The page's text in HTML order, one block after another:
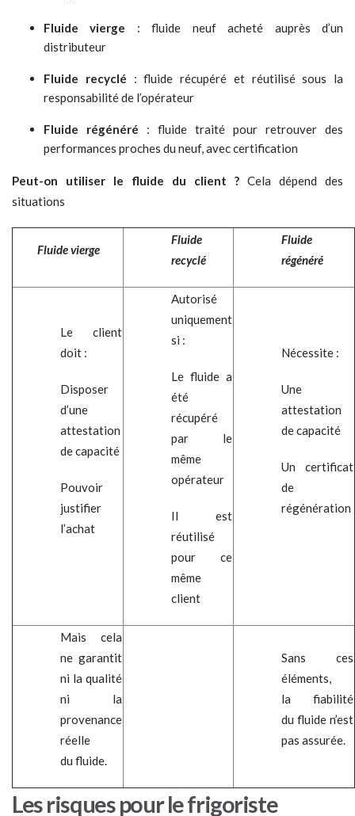
Fluide vierge : fluide neuf acheté auprès d’un
distributeur
Fluide recyclé : fluide récupéré et réutilisé sous la
responsabilité de l’opérateur
Fluide régénéré : fluide traité pour retrouver des
performances proches du neuf, avec certification
Peut-on utiliser le fluide du client ? Cela dépend des
situations
Fluide vierge
Fluide
recyclé
Fluide
régénéré
Le client
doit :
Disposer
d’une
attestation
de capacité
Pouvoir
justifier
l’achat
Autorisé
uniquement
si :
Le fluide a
été
récupéré
par le
même
opérateur
Il est
réutilisé
pour ce
même
client
Nécessite :
Une
attestation
de capacité
Un certificat
de
régénération
Mais cela
ne garantit
ni la qualité
ni la
provenance
réelle
du fluide.
Sans ces
éléments,
la fiabilité
du fluide n’est
pas assurée.
Les risques pour lefrigoriste